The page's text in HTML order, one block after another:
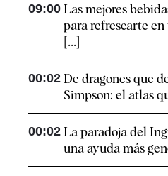
09:00 Las mejores
para refrescarte
[...]
00:02 De dragones que
Simpson: el atlas
00:02 La paradoja del
una ayuda más